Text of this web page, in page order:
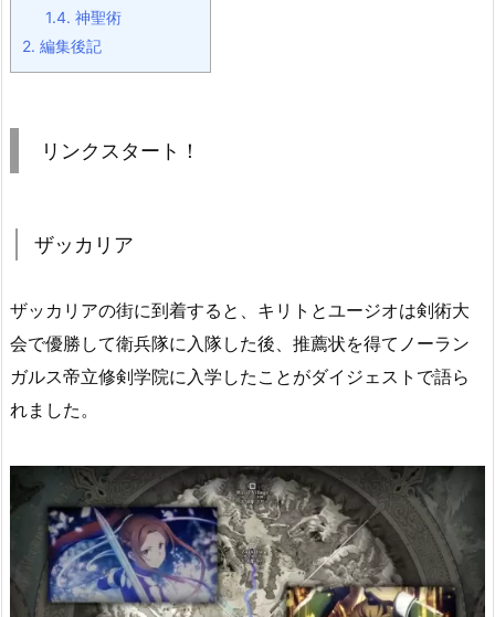
1.4. 神聖術
2. 編集後記
リンクスタート！
ザッカリア
ザッカリアの街に到着すると、キリトとユージオは剣術大
会で優勝して衛兵隊に入隊した後、推薦状を得てノーラン
ガルス帝立修剣学院に入学したことがダイジェストで語ら
れました。